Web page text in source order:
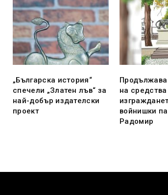
„Българска история“
спечели „Златен лъв“ за
най-добър издателски
проект
на средства
войнишки
Радомир